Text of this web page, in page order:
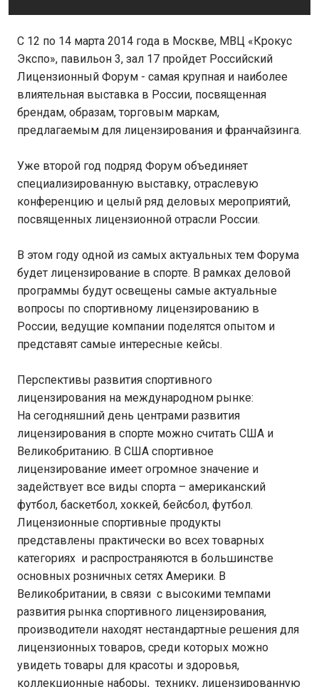
С 12 по 14 марта 2014 года в Москве, МВЦ «Крокус
Экспо», павильон 3, зал 17 пройдет Российский
Лицензионный Форум - самая крупная и наиболее
влиятельная выставка в России, посвященная
брендам, образам, торговым маркам,
предлагаемым для лицензирования и франчайзинга.
Уже второй год подряд Форум объединяет
специализированную выставку, отраслевую
конференцию и целый ряд деловых мероприятий,
посвященных лицензионной отрасли России.
В этом году одной из самых актуальных тем Форума
будет лицензирование в спорте. В рамках деловой
программы будут освещены самые актуальные
вопросы по спортивному лицензированию в
России, ведущие компании поделятся опытом и
представят самые интересные кейсы.
Перспективы развития спортивного
лицензирования на международном рынке:
На сегодняшний день центрами развития
лицензирования в спорте можно считать США и
Великобританию. В США спортивное
лицензирование имеет огромное значение и
задействует все виды спорта – американский
футбол, баскетбол, хоккей, бейсбол, футбол.
Лицензионные спортивные продукты
представлены практически во всех товарных
категориях и распространяются в большинстве
основных розничных сетях Америки. В
Великобритании, в связи с высокими темпами
развития рынка спортивного лицензирования,
производители находят нестандартные решения для
лицензионных товаров, среди которых можно
увидеть товары для красоты и здоровья,
коллекционные наборы, технику, лицензированную